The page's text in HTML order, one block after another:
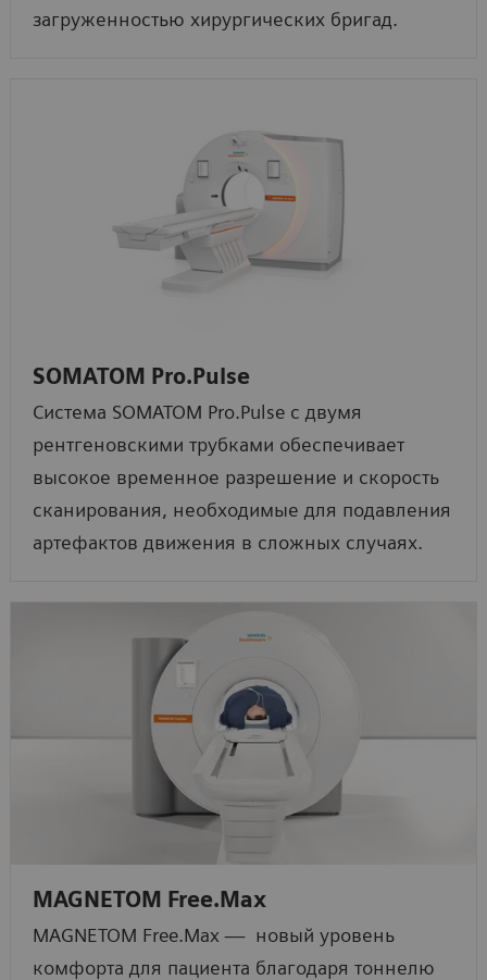
загруженностью хирургических бригад.
SOMATOM Pro.Pulse
Система SOMATOM Pro.Pulse с двумя
рентгеновскими трубками обеспечивает
высокое временное разрешение и скорость
сканирования, необходимые для подавления
артефактов движения в сложных случаях.
MAGNETOM Free.Max
MAGNETOM Free.Max — новый уровень
комфорта для пациента благодаря тоннелю